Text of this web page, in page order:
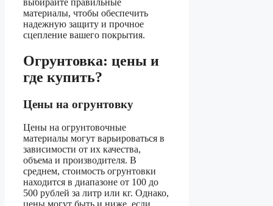
материалы, чтобы обеспечить
надежную защиту и прочное
сцепление вашего покрытия.
Огрунтовка: цены и
где купить?
Цены на огрунтовку
Цены на огрунтовочные
материалы могут варьироваться в
зависимости от их качества,
объема и производителя. В
среднем, стоимость огрунтовки
находится в диапазоне от 100 до
500 рублей за литр или кг. Однако,